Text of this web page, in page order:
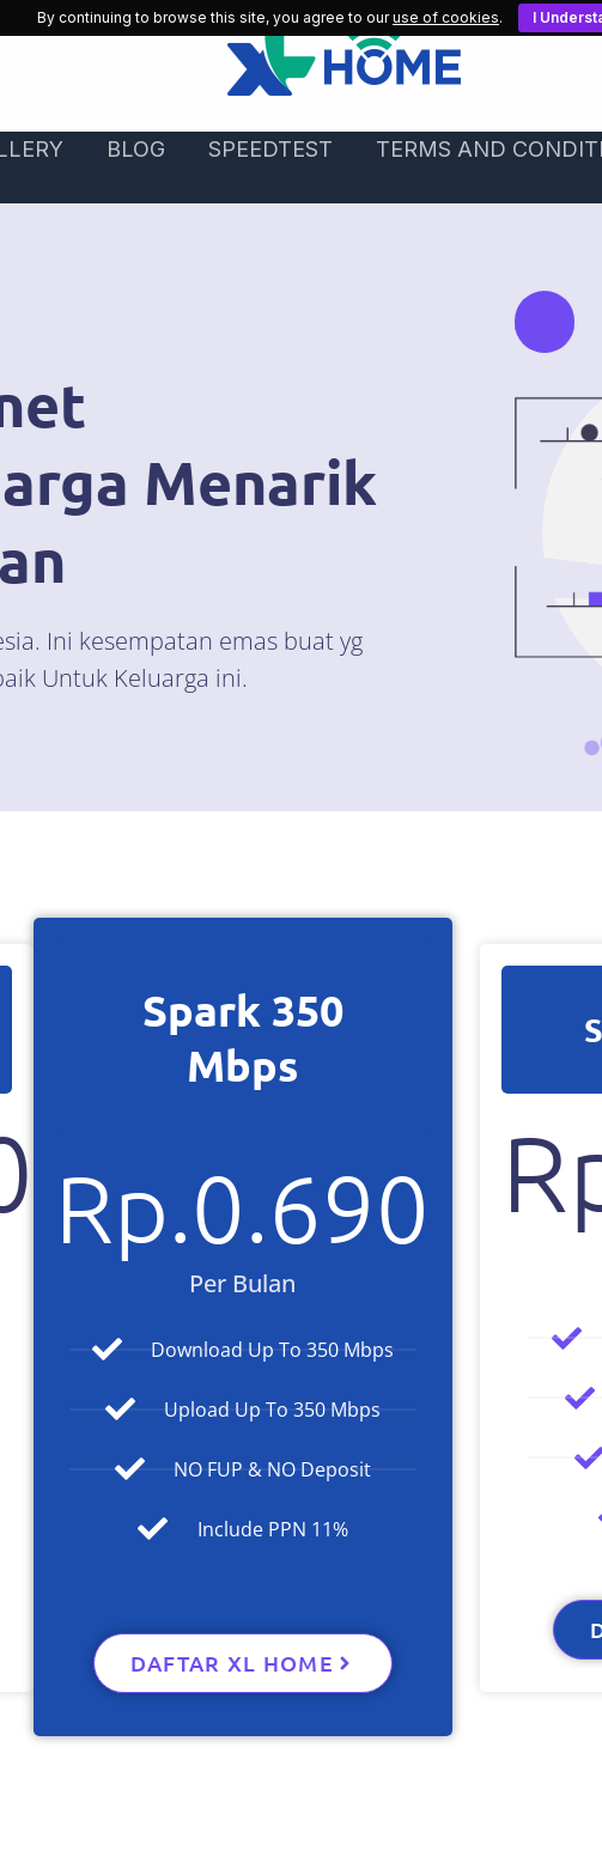
BLOG SPEEDTEST TERMS AND
Menarik
Ini kesempatan emas buat yg
Untuk Keluarga ini.
Spark 350
Mbps
Per Bulan
Rp.0.690
Download Up To 350 Mbps
Upload Up To 350 Mbps
NO FUP & NO Deposit
Include PPN 11%
DAFTAR XL HOME
By continuing to browse this site, you agree to ouruse of cookies. I